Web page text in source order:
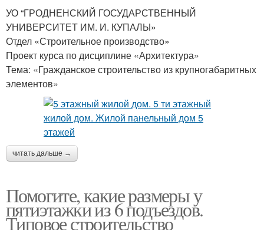
УО “ГРОДНЕНСКИЙ ГОСУДАРСТВЕННЫЙ
УНИВЕРСИТЕТ ИМ. И. КУПАЛЫ»
Отдел «Строительное производство»
Проект курса по дисциплине «Архитектура»
Тема: «Гражданское строительство из крупногабаритных
элементов»
читать дальше →
Помогите, какие размеры у
пятиэтажки из 6 подъездов.
Типовое строительство